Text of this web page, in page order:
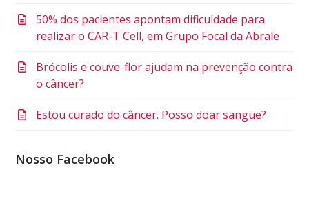
50% dos pacientes apontam dificuldade para
realizar o CAR-T Cell, em Grupo Focal da Abrale
Brócolis e couve-flor ajudam na prevenção contra
o câncer?
Estou curado do câncer. Posso doar sangue?
Nosso Facebook